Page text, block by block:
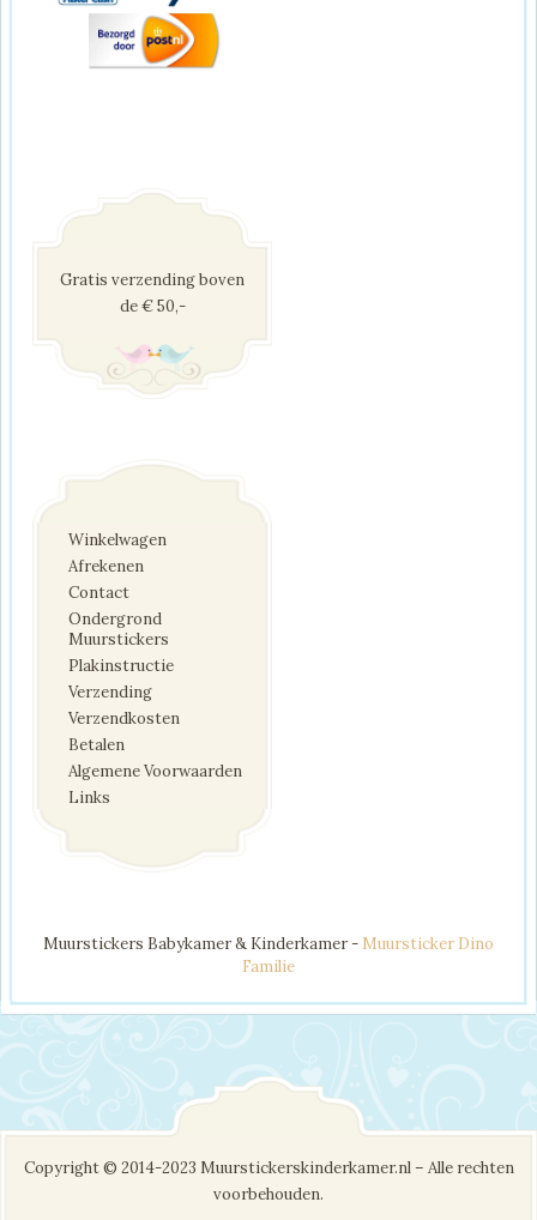
Gratis verzending boven
de € 50,-
Winkelwagen
Afrekenen
Contact
Ondergrond
Muurstickers
Plakinstructie
Verzending
Verzendkosten
Betalen
Algemene Voorwaarden
Links
Muurstickers Babykamer & Kinderkamer - Muursticker Dino
Familie
Copyright © 2014-2023 Muurstickerskinderkamer.nl – Alle rechten
voorbehouden.